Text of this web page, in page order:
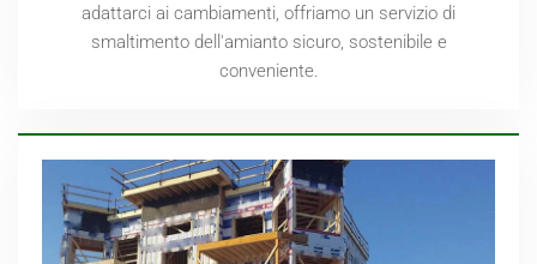
adattarci ai cambiamenti, offriamo un servizio di
smaltimento dell'amianto sicuro, sostenibile e
conveniente.